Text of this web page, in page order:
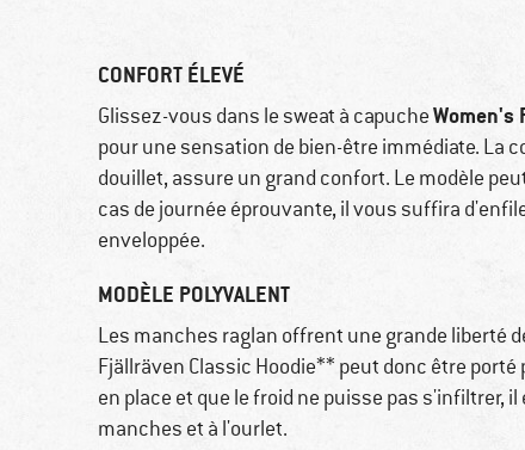
CONFORT ÉLEVÉ
Glissez-vous dans le sweat à capucheWomen's
pour une sensation de bien-être immédiate. La
douillet, assure un grand confort. Le modèle
cas de journée éprouvante, il vous suffira
enveloppée.
MODÈLE POLYVALENT
Les manches raglan offrent une grande liberté
Fjällräven Classic Hoodie** peut donc être
en place et que le froid ne puisse pas s'infiltrer,
manches et à l'ourlet.